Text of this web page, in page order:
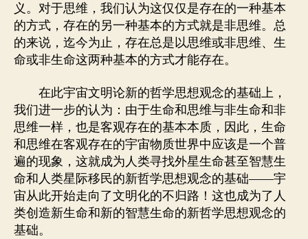
义。对于思维，我们认为这仅仅是存在的一种基本
的方式，存在的另一种基本的方式就是非思维。总
的来说，迄今为止，存在总是以思维或非思维、生
命或非生命这两种基本的方式才能存在。
在此宇宙文明论新的哲学思想观念的基础上，
我们进一步的认为：由于生命和思维与非生命和非
思维一样，也是客观存在的基本本质，因此，生命
和思维在客观存在的宇宙物质世界中应该是一个普
遍的现象，这就成为人类寻找外星生命甚至智慧生
命和人类星际移民的新哲学思想观念的基础――宇
宙从此开始走向了文明化的不归路！这也成为了人
类创造新生命和新的智慧生命的新哲学思想观念的
基础。